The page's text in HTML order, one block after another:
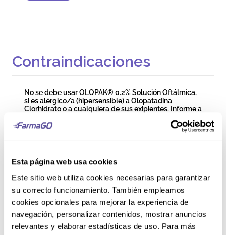
Esta página web usa cookies
Este sitio web utiliza cookies necesarias para garantizar
su correcto funcionamiento. También empleamos
cookies opcionales para mejorar la experiencia de
navegación, personalizar contenidos, mostrar anuncios
relevantes y elaborar estadísticas de uso. Para más
Contraindicaciones
No se debe usar OLOPAK® 0.2% Solución Oftálmica,
si es alérgico/a (hipersensible) a Olopatadina
Clorhidrato o a cualquiera de sus exipientes. Informe a
menores de 16 años.
Advertencias
Este medicamento no debe tomarse por vía oral. Si
está embarazada o podría quedar embarazada, hable
con su médico antes de usar OLOPAK® 0.2% Solución
Oftálmica. Si está dando de lactar, no use este
medicamento, ya que puede entrar en la leche